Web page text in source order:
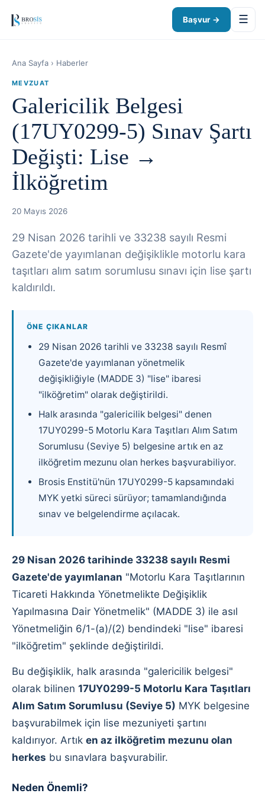
Başvur → ☰
Ana Sayfa › Haberler
MEVZUAT
Galericilik Belgesi
(17UY0299-5) Sınav Şartı
Değişti: Lise →
İlköğretim
20 Mayıs 2026
29 Nisan 2026 tarihli ve 33238 sayılı Resmi
Gazete'de yayımlanan değişiklikle motorlu kara
taşıtları alım satım sorumlusu sınavı için lise şartı
kaldırıldı.
ÖNE ÇIKANLAR
29 Nisan 2026 tarihli ve 33238 sayılı Resmî
Gazete'de yayımlanan yönetmelik
değişikliğiyle (MADDE 3) "lise" ibaresi
"ilköğretim" olarak değiştirildi.
Halk arasında "galericilik belgesi" denen
17UY0299-5 Motorlu Kara Taşıtları Alım Satım
Sorumlusu (Seviye 5) belgesine artık en az
ilköğretim mezunu olan herkes başvurabiliyor.
Brosis Enstitü'nün 17UY0299-5 kapsamındaki
MYK yetki süreci sürüyor; tamamlandığında
sınav ve belgelendirme açılacak.
29 Nisan 2026 tarihinde 33238 sayılı Resmi
Gazete'de yayımlanan "Motorlu Kara Taşıtlarının
Ticareti Hakkında Yönetmelikte Değişiklik
Yapılmasına Dair Yönetmelik" (MADDE 3) ile asıl
Yönetmeliğin 6/1-(a)/(2) bendindeki "lise" ibaresi
"ilköğretim" şeklinde değiştirildi.
Bu değişiklik, halk arasında "galericilik belgesi"
olarak bilinen 17UY0299-5 Motorlu Kara Taşıtları
Alım Satım Sorumlusu (Seviye 5) MYK belgesine
başvurabilmek için lise mezuniyeti şartını
kaldırıyor. Artık en az ilköğretim mezunu olan
herkes bu sınavlara başvurabilir.
Neden Önemli?